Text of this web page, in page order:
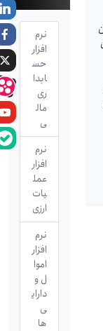
نرم
افزار
حس
ابدا
ری
مال
ی
نرم
افزار
عمل
یات
ارزی
نرم
افزار
اموا
ل و
دارای
ی
ها